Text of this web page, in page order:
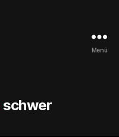
Menü
schwer